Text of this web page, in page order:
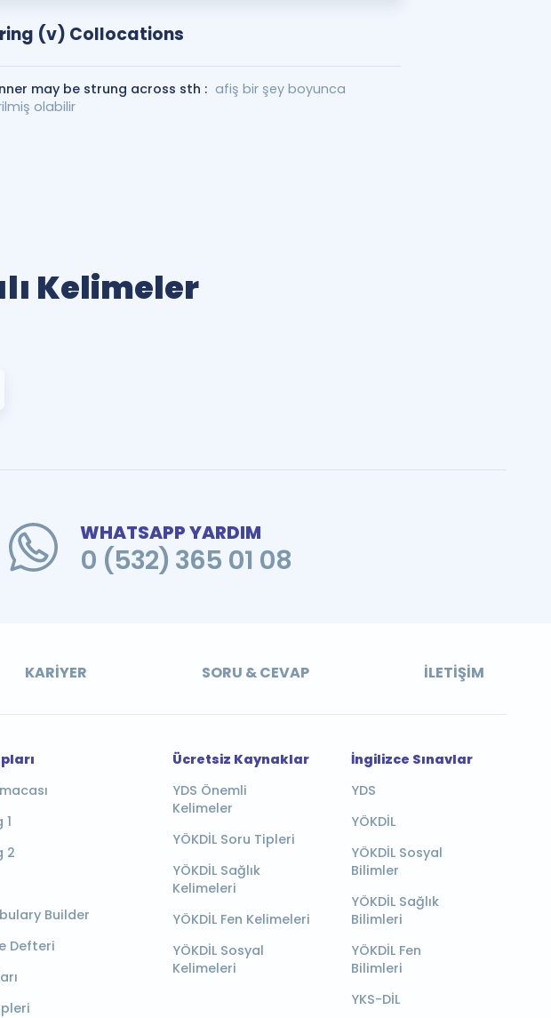
(v) Collocations
may be strung across sth : afiş bir şey boyunca
olabilir
Kelimeler
WHATSAPP YARDIM
0 (532) 365 01 08
KARIYER SORU & CEVAP İLETIŞIM
1
2
Builder
Defteri
Ücretsiz Kaynaklar
YDS Önemli
Kelimeler
YÖKDİL Soru Tipleri
YÖKDİL Sağlık
Kelimeleri
YÖKDİL Fen Kelimeleri
YÖKDİL Sosyal
Kelimeleri
İngilizce Sınavlar
YDS
YÖKDİL
YÖKDİL Sosyal
Bilimler
YÖKDİL Sağlık
Bilimleri
YÖKDİL Fen
Bilimleri
YKS-DİL